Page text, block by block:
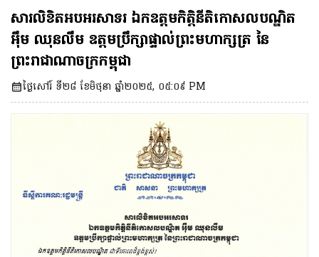
កោសលបណ្ឌិត អ៉ឹម ឈុនលឹម ឧត្តមប្រឹក្សា
ផ្ទាល់ព្រះមហាក្សត្រ នៃព្រះរាជាណាចក្រ
កម្ពុជា
សារលិខិតអបអរសាទរ ឯកឧត្តមកិត្តិនីតិកោសលបណ្ឌិត
អ៉ឹម ឈុនលឹម ឧត្តមប្រឹក្សាផ្ទាល់ព្រះមហាក្សត្រ នៃ
ព្រះរាជាណាចក្រកម្ពុជា
ថ្ងៃសៅរ៍ ទី២៨ ខែមិថុនា ឆ្នាំ២០២៥, ០៥:០៩ PM